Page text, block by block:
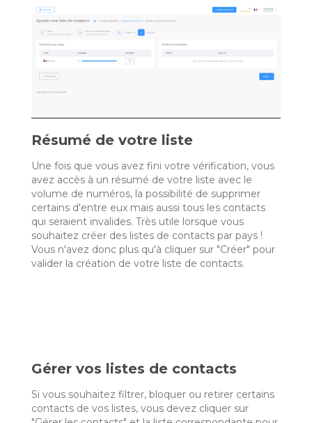
Résumé de votre liste
Une fois que vous avez fini votre vérification, vous
avez accès à un résumé de votre liste avec le
volume de numéros, la possibilité de supprimer
certains d'entre eux mais aussi tous les contacts
qui seraient invalides. Très utile lorsque vous
souhaitez créer des listes de contacts par pays !
Vous n'avez donc plus qu'à cliquer sur "Créer" pour
valider la création de votre liste de contacts.
Gérer vos listes de contacts
Si vous souhaitez filtrer, bloquer ou retirer certains
contacts de vos listes, vous devez cliquer sur